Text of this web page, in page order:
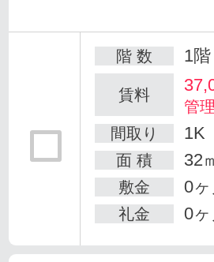
階 数 1階
賃料
管
間取り
1K
面 積 32
敷金 0ヶ
礼金 0ヶ